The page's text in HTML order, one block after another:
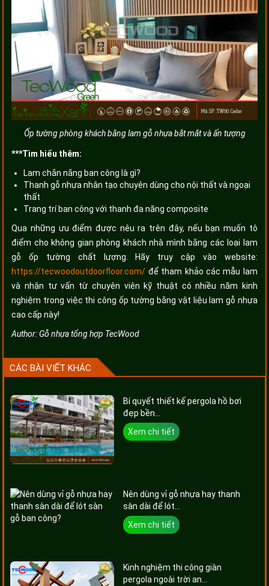
Ốp tường phòng khách bằng lam gỗ nhựa bắt mắt và ấn tượng
***Tìm hiểu thêm:
Lam chắn nắng ban công là gì?
Thanh gỗ nhựa nhân tạo chuyên dùng cho nội thất và ngoại
thất
Trang trí ban công với thanh đa năng composite
Qua những ưu điểm được nêu ra trên đây, nếu bạn muốn tô
điểm cho không gian phòng khách nhà mình bằng các loại lam
gỗ ốp tường chất lượng. Hãy truy cập vào website:
https://tecwoodoutdoorfloor.com/ để tham khảo các mẫu lam
và nhận tư vấn từ chuyên viên kỹ thuật có nhiều năm kinh
nghiệm trong việc thi công ốp tường bằng vật liệu lam gỗ nhựa
cao cấp này!
Author:Gỗ nhựa tổng hợp TecWood
CÁC BÀI VIẾT KHÁC
Bí quyết thiết kế pergola hồ bơi
đẹp bền...
Xem chi tiết
Nên dùng vỉ gỗ nhựa hay thanh
sàn dài để lót...
Xem chi tiết
Kinh nghiệm thi công giàn
pergola ngoài trời an...